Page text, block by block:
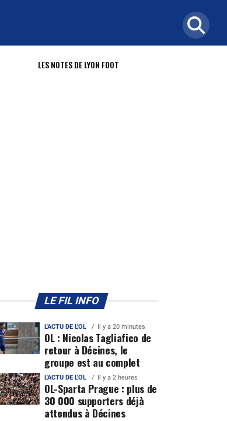
LES NOTES DE LYON FOOT
LE FIL INFO
L'ACTU DE L'OL Il y a 20 minutes
OL : Nicolas Tagliafico de
retour à Décines, le
groupe est au complet
L'ACTU DE L'OL Il y a 2 heures
OL-Sparta Prague : plus de
30 000 supporters déjà
attendus à Décines